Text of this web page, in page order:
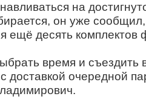
на
он уже
ещё десять
время и съездить
доставкой очередной